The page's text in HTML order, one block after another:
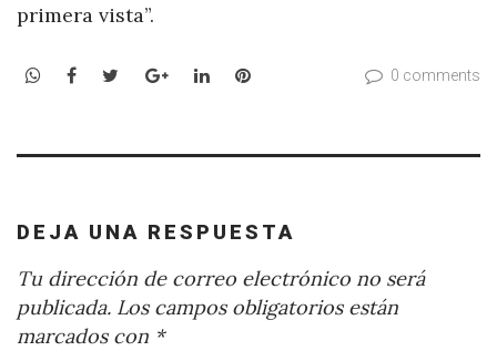
primera vista”.
WhatsApp
Facebook
TwitterGoogle+LinkedInPinterest 0 comments
DEJA UNA RESPUESTA
Tu dirección de correo electrónico no será
publicada. Los campos obligatorios están
marcados con *